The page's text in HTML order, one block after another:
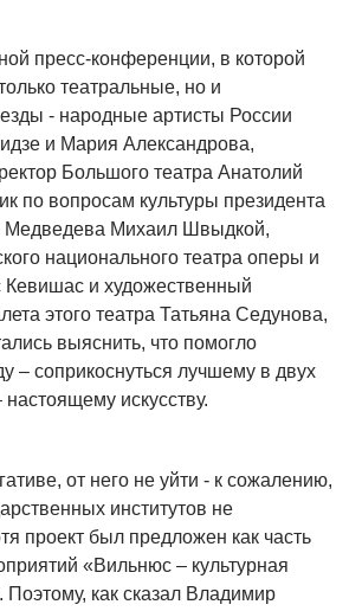
пресс-конференции, в которой
театральные, но и
- народные артисты России
и Мария Александрова,
Большого театра Анатолий
по вопросам культуры президента
Медведева Михаил Швыдкой,
национального театра оперы и
Кевишас и художественный
этого театра Татьяна Седунова,
выяснить, что помогло
– соприкоснуться лучшему в двух
искусству.
от него не уйти - к сожалению,
институтов не
проект был предложен как часть
«Вильнюс – культурная
как сказал Владимир